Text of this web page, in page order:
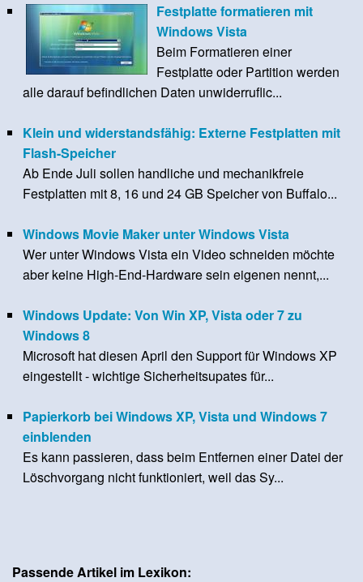
Festplatte formatieren mit
Windows Vista
Beim Formatieren einer
Festplatte oder Partition werden
alle darauf befindlichen Daten unwiderruflic...
Klein und widerstandsfähig: Externe Festplatten mit
Flash-Speicher
Ab Ende Juli sollen handliche und mechanikfreie
Festplatten mit 8, 16 und 24 GB Speicher von Buffalo...
Windows Movie Maker unter Windows Vista
Wer unter Windows Vista ein Video schneiden möchte
aber keine High-End-Hardware sein eigenen nennt,...
Windows Update: Von Win XP, Vista oder 7 zu
Windows 8
Microsoft hat diesen April den Support für Windows XP
eingestellt - wichtige Sicherheitsupates für...
Papierkorb bei Windows XP, Vista und Windows 7
einblenden
Es kann passieren, dass beim Entfernen einer Datei der
Löschvorgang nicht funktioniert, weil das Sy...
Passende Artikel im Lexikon: